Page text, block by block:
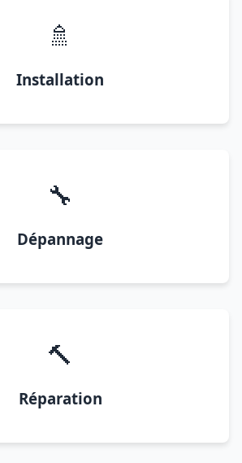
🚿
Installation
🔧
Dépannage
🔨
Réparation